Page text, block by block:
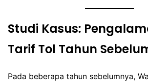
Studi Kasus:
Tarif Tol Tahun
Pada beberapa tahun sebelumnya,